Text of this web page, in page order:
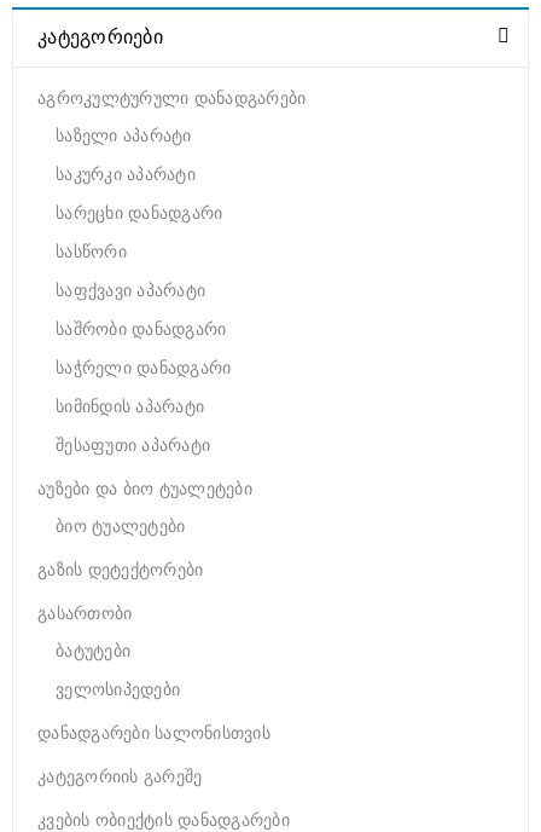
ᲙᲐᲢᲔᲒᲝᲠᲘᲔᲑᲘ
აგროკულტურული დანადგარები
საზელი აპარატი
საკურკი აპარატი
სარეცხი დანადგარი
სასწორი
საფქვავი აპარატი
საშრობი დანადგარი
საჭრელი დანადგარი
სიმინდის აპარატი
შესაფუთი აპარატი
აუზები და ბიო ტუალეტები
ბიო ტუალეტები
გაზის დეტექტორები
გასართობი
ბატუტები
ველოსიპედები
დანადგარები სალონისთვის
კატეგორიის გარეშე
კვების ობიექტის დანადგარები